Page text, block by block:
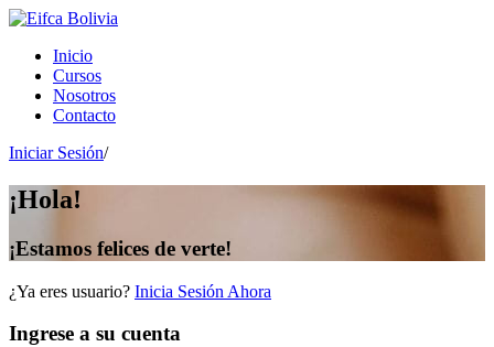
Inicio
Cursos
Nosotros
Contacto
Iniciar Sesión/
¡Hola!
¡Estamos felices de verte!
¿Ya eres usuario? Inicia Sesión Ahora
Ingrese a su cuenta